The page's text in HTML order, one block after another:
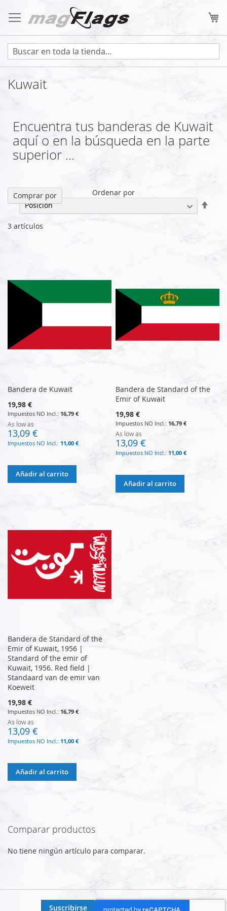
al
contenido
Kuwait
Encuentra tus banderas de Kuwait
aquí o en la búsqueda en la parte
superior ...
3 artículos
Ordenar por
Bandera de Kuwait
19,98 €
16,79 €
As low as
13,09 €
11,00 €
Añadir al carrito
Bandera de Standard of the
Emir of Kuwait
19,98 €
16,79 €
As low as
13,09 €
11,00 €
Añadir al carrito
Bandera de Standard of the
Emir of Kuwait, 1956 |
Standard of the emir of
Kuwait, 1956. Red field |
Standaard van de emir van
Koeweit
19,98 €
16,79 €
As low as
13,09 €
11,00 €
Añadir al carrito
Comprar por
Comparar productos
No tiene ningún artículo para comparar.
Suscribirse